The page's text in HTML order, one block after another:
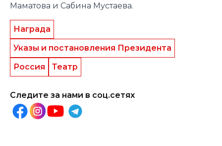
Маматова и Сабина Мустаева.
Награда
Указы и постановления Президента
Россия
Театр
Следите за нами в соц.сетях